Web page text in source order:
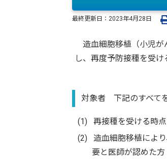
最終更新日： 2023年4月28日
造血細胞移植（小児が
し、再度予防接種を受け
対象者 下記のすべて
(1) 再接種を受ける時
(2) 造血細胞移植によ
要と医師が認めた方